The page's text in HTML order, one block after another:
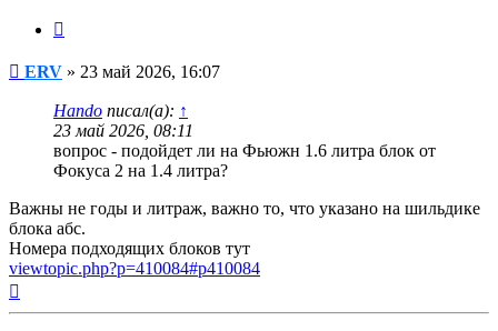
Сообщение
ERV » 23 май 2026, 16:07
Hando писал(а): ↑
23 май 2026, 08:11
вопрос - подойдет ли на Фьюжн 1.6 литра блок от
Фокуса 2 на 1.4 литра?
Важны не годы и литраж, важно то, что указано на шильдике
блока абс.
Номера подходящих блоков тут
viewtopic.php?p=410084#p410084